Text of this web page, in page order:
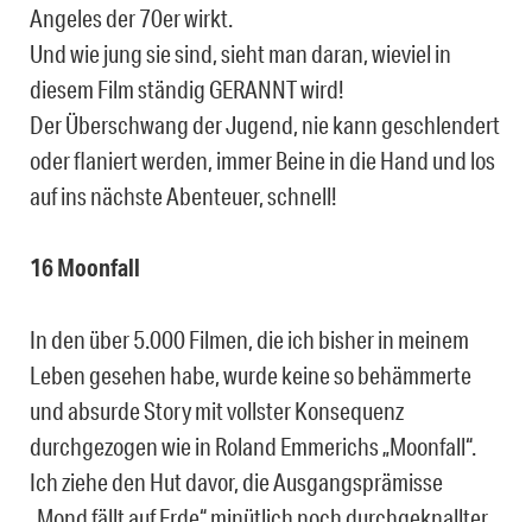
Angeles der 70er wirkt.
Und wie jung sie sind, sieht man daran, wieviel in
diesem Film ständig GERANNT wird!
Der Überschwang der Jugend, nie kann geschlendert
oder flaniert werden, immer Beine in die Hand und los
auf ins nächste Abenteuer, schnell!
16 Moonfall
In den über 5.000 Filmen, die ich bisher in meinem
Leben gesehen habe, wurde keine so behämmerte
und absurde Story mit vollster Konsequenz
durchgezogen wie in Roland Emmerichs „Moonfall“.
Ich ziehe den Hut davor, die Ausgangsprämisse